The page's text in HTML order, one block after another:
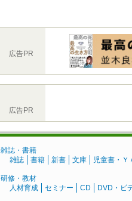
広告PR
広告PR
雑誌・書籍
雑誌
書籍 新書 文庫 児童書・Ｙ
研修・教材
人材育成
セミナー CD DVD・ビ